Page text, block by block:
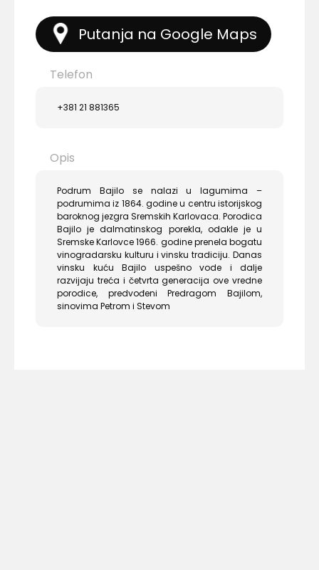
Putanja na Google Maps
Telefon
+381 21 881365
Opis
Podrum Bajilo se nalazi u lagumima –
podrumima iz 1864. godine u centru istorijskog
baroknog jezgra Sremskih Karlovaca. Porodica
Bajilo je dalmatinskog porekla, odakle je u
Sremske Karlovce 1966. godine prenela bogatu
vinogradarsku kulturu i vinsku tradiciju. Danas
vinsku kuću Bajilo uspešno vode i dalje
razvijaju treća i četvrta generacija ove vredne
porodice, predvođeni Predragom Bajilom,
sinovima Petrom i Stevom